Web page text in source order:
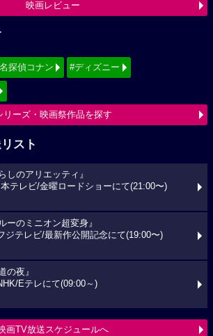
映画レビュー
探偵コナン #ディズニー
リーズ・映画祭作品を探す
スト
しのアリエッティ』
テレビ/金曜ロードショーにて(21:00〜)
ーのミニオン超変身』
ジテレビ/最新作公開記念にて(19:00〜)
の夜』
Eテレにて(09:00～)
画TV放送スケジュールへ